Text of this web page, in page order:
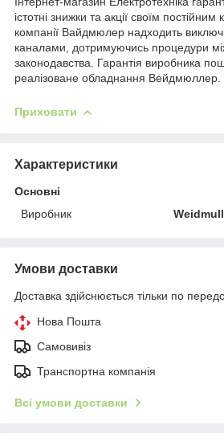
істотні знижки та акції своїм
компанії Вайдмюлер надходить
каналами, дотримуючись процедури
законодавства. Гарантія виробника
реалізоване обладнання Вейдмюллер.
Приховати
Характеристики
Основні
Виробник
Умови доставки
Доставка здійснюється тільки по
Нова Пошта
Самовивіз
Транспортна компанія
Всі умови доставки